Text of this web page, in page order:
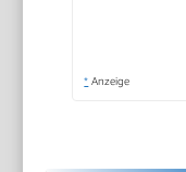
* Anzeige